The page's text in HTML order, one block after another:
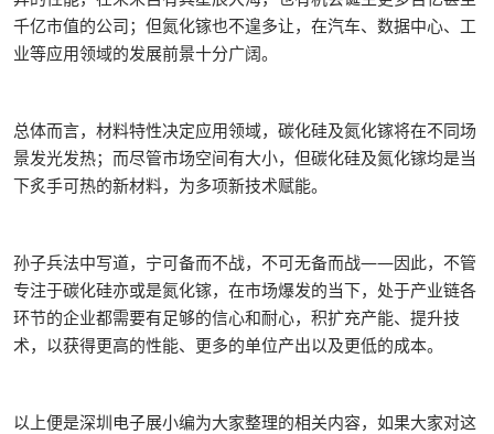
千亿市值的公司；但氮化镓也不遑多让，在汽车、数据中心、工
业等应用领域的发展前景十分广阔。
总体而言，材料特性决定应用领域，碳化硅及氮化镓将在不同场
景发光发热；而尽管市场空间有大小，但碳化硅及氮化镓均是当
下炙手可热的新材料，为多项新技术赋能。
孙子兵法中写道，宁可备而不战，不可无备而战——因此，不管
专注于碳化硅亦或是氮化镓，在市场爆发的当下，处于产业链各
环节的企业都需要有足够的信心和耐心，积扩充产能、提升技
术，以获得更高的性能、更多的单位产出以及更低的成本。
以上便是深圳电子展小编为大家整理的相关内容，如果大家对这